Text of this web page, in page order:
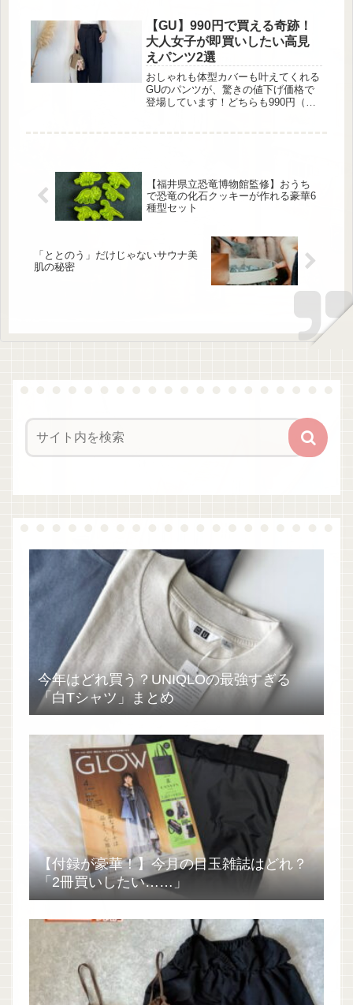
ピル）』を展開する同社は、生理痛や
PMS、妊娠・出産、更年期といった
女性特有の健康課題への理解を深める
ことで、企業と協働しながら誰もが働
きやすい職場環境の実現を目指してい
ます。女性のライフスタイルに深く焦
点を当てた当イベントを、シンデレラ
フィット編集部が取材してきまし
【GU】990円で買える奇跡！
大人女子が即買いしたい高見
えパンツ2選
おしゃれも体型カバーも叶えてくれる
GUのパンツが、驚きの値下げ価格で
登場しています！どちらも990円（税
のパンツが値下げになってる！ 出
典:cococloset128 人気のベルテッドワ
イドパンツが、まさかの990円に。程
よいワイドシルエットが脚をまっす...
【福井県立恐竜博物館監修】おうち
で恐竜の化石クッキーが作れる豪華6
種型セット
「ととのう」だけじゃないサウナ美
肌の秘密
今年はどれ買う？UNIQLOの最強すぎる
「白Tシャツ」まとめ
【付録が豪華！】今月の目玉雑誌はどれ？
「2冊買いしたい……」